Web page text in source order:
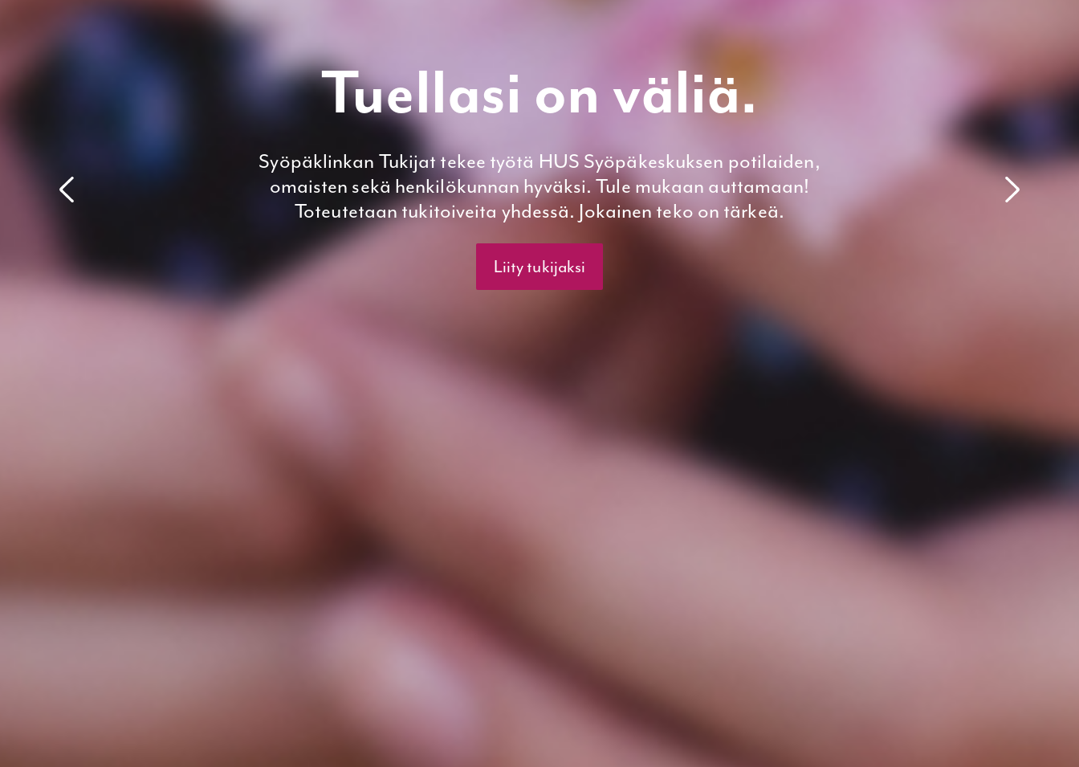
Tuellasi on väliä.
Syöpäklinkan Tukijat tekee työtä HUS Syöpäkeskuksen potilaiden,
omaisten sekä henkilökunnan hyväksi. Tule mukaan auttamaan!
Toteutetaan tukitoiveita yhdessä. Jokainen teko on tärkeä.
Liity tukijaksi